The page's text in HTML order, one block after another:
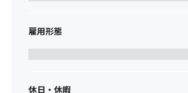
雇用形態
休日・休暇